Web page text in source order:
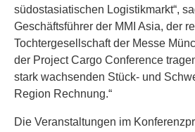
südostasiatischen Logistikmarkt“,
Geschäftsführer der MMI Asia, der
Tochtergesellschaft der Messe
der Project Cargo Conference
stark wachsenden Stück- und
Region Rechnung.“
Die Veranstaltungen im